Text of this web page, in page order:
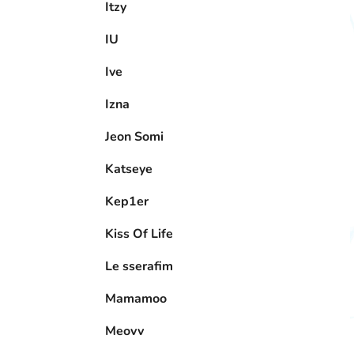
Itzy
IU
Ive
Izna
Jeon Somi
Katseye
Kep1er
Kiss Of Life
Le sserafim
Mamamoo
Meovv